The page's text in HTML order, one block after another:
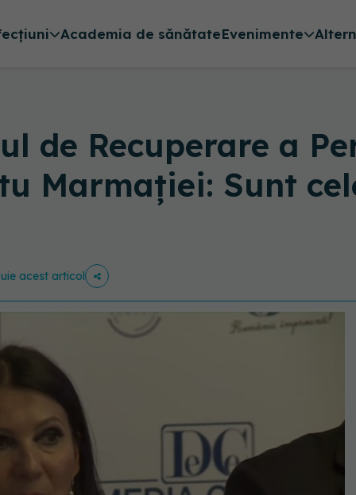
Academia de sănătateEvenimente
de Recuperare a
Marmației: Sunt
acest articol